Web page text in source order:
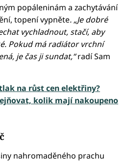
popáleninám a zachytávání
topení vypněte. „Je dobré
vychladnout, stačí, aby
Pokud má radiátor vrchní
je čas ji sundat,“radí Sam
na růst cen elektřiny?
kolik mají nakoupeno
nahromaděného prachu